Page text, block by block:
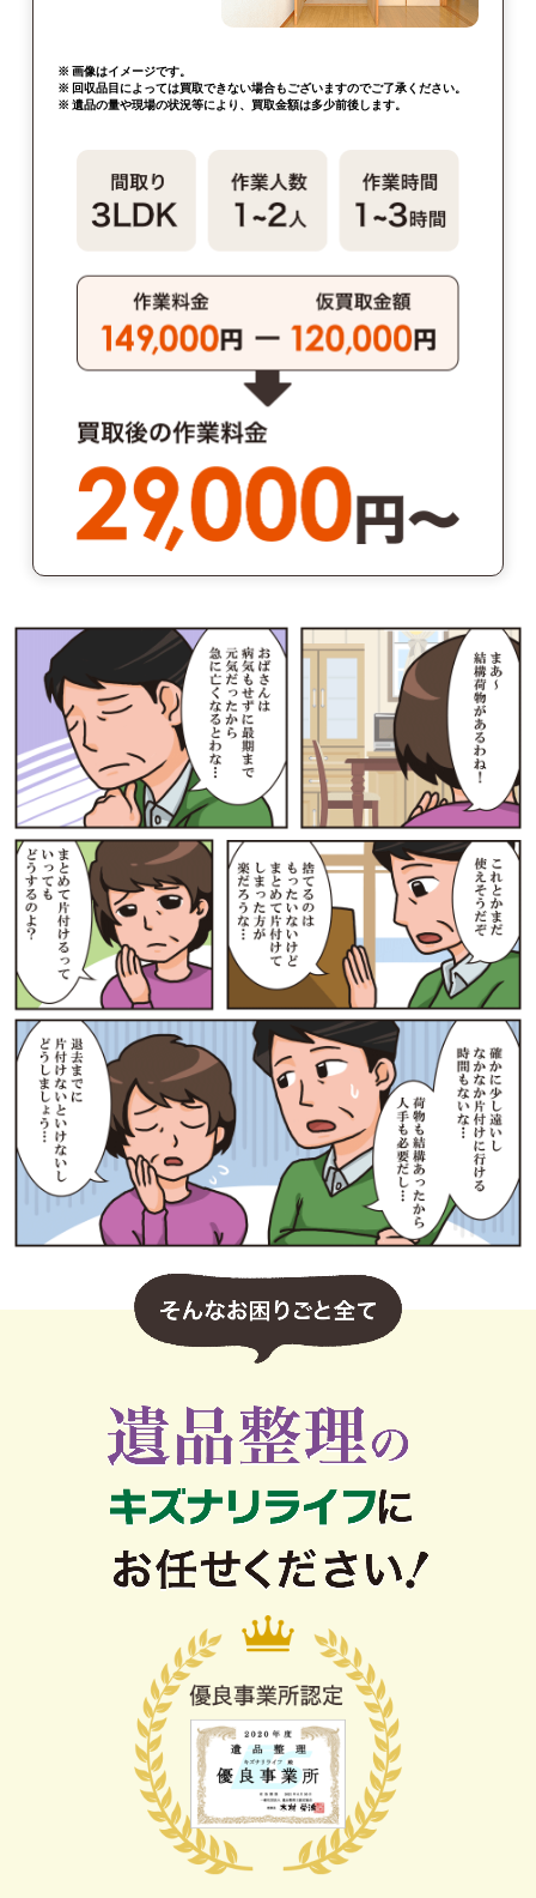
※ 画像はイメージです。
※ 回収品目によっては買取できない場合もございますのでご了承ください。
※ 遺品の量や現場の状況等により、買取金額は多少前後します。